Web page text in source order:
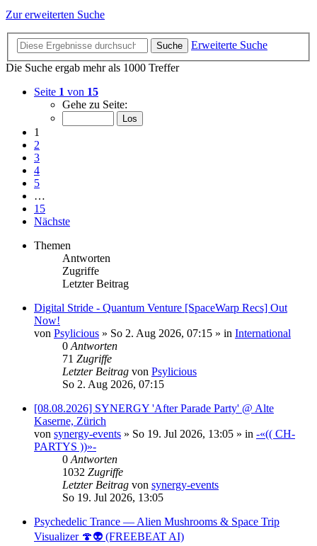
Zur erweiterten Suche
Suche
Erweiterte Suche
Die Suche ergab mehr als 1000 Treffer
Seite 1 von 15
Gehe zu Seite:
1
2
3
4
5
…
15
Nächste
Themen
Antworten
Zugriffe
Letzter Beitrag
Digital Stride - Quantum Venture [SpaceWarp Recs] Out
Now!
von Psylicious » So 2. Aug 2026, 07:15 » in International
0 Antworten
71 Zugriffe
Letzter Beitrag von Psylicious
So 2. Aug 2026, 07:15
[08.08.2026] SYNERGY 'After Parade Party' @ Alte
Kaserne, Zürich
von synergy-events » So 19. Jul 2026, 13:05 » in -«(( CH-
PARTYS ))»-
0 Antworten
1032 Zugriffe
Letzter Beitrag von synergy-events
So 19. Jul 2026, 13:05
Psychedelic Trance — Alien Mushrooms & Space Trip
Visualizer 🍄👽 (FREEBEAT AI)